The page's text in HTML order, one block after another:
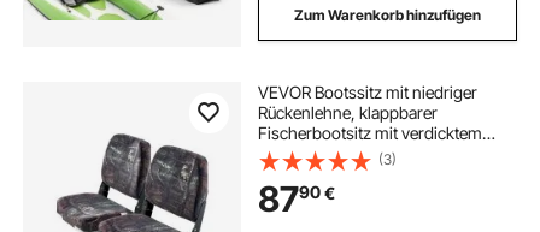
Zum Warenkorb hinzufügen
VEVOR Bootssitz mit niedriger
Rückenlehne, klappbarer
Fischerbootsitz mit verdicktem
Schwammkissen & PU-
Polyestergewebe, stabiler PP-
Rahmen, für Boote Yachten Schiffe,
Tarnfarbe (2 Sitze)
(3)
8790€